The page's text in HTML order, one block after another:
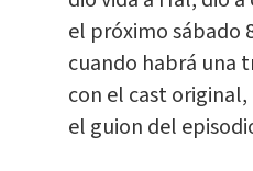
el próximo sábado
cuando habrá una
con el cast
el guion del